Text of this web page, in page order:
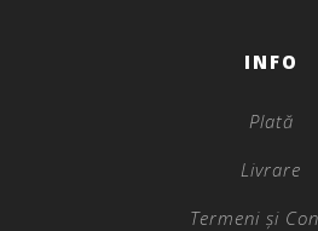
INFO
Plată
Livrare
Termeni și